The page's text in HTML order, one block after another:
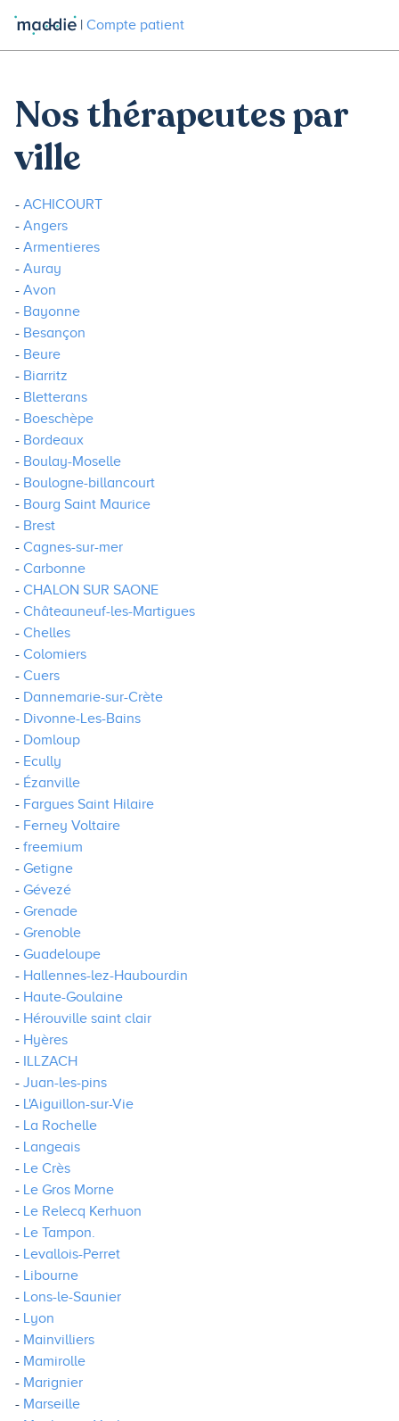
|Compte patient
Nos thérapeutes par
ville
ACHICOURT
Angers
Armentieres
Auray
Avon
Bayonne
Besançon
Beure
Biarritz
Bletterans
Boeschèpe
Bordeaux
Boulay-Moselle
Boulogne-billancourt
Bourg Saint Maurice
Brest
Cagnes-sur-mer
Carbonne
CHALON SUR SAONE
Châteauneuf-les-Martigues
Chelles
Colomiers
Cuers
Dannemarie-sur-Crète
Divonne-Les-Bains
Domloup
Ecully
Ézanville
Fargues Saint Hilaire
Ferney Voltaire
freemium
Getigne
Gévezé
Grenade
Grenoble
Guadeloupe
Hallennes-lez-Haubourdin
Haute-Goulaine
Hérouville saint clair
Hyères
ILLZACH
Juan-les-pins
L'Aiguillon-sur-Vie
La Rochelle
Langeais
Le Crès
Le Gros Morne
Le Relecq Kerhuon
Le Tampon.
Levallois-Perret
Libourne
Lons-le-Saunier
Lyon
Mainvilliers
Mamirolle
Marignier
Marseille